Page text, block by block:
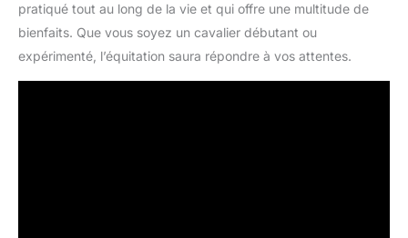
pratiqué tout au long de la vie et qui offre une multitude de
bienfaits. Que vous soyez un cavalier débutant ou
expérimenté, l’équitation saura répondre à vos attentes.